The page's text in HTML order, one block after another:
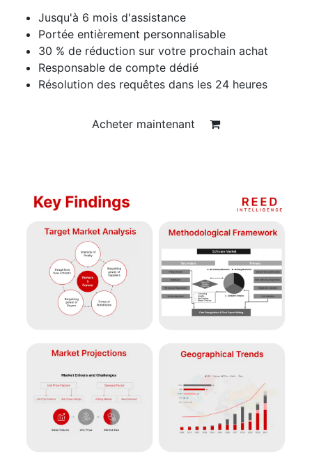
Jusqu'à 6 mois d'assistance
Portée entièrement personnalisable
30 % de réduction sur votre prochain achat
Responsable de compte dédié
Résolution des requêtes dans les 24 heures
Acheter maintenant